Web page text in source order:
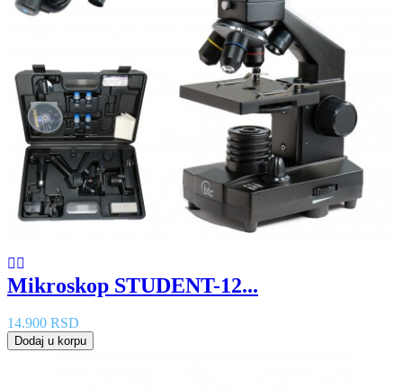
Mikroskop STUDENT-12...
14.900 RSD
Dodaj u korpu